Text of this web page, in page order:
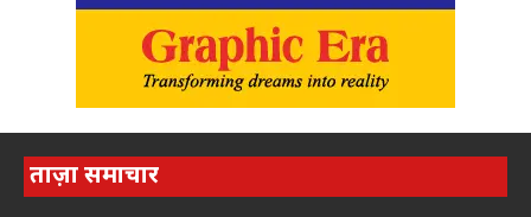
ताज़ा समाचार